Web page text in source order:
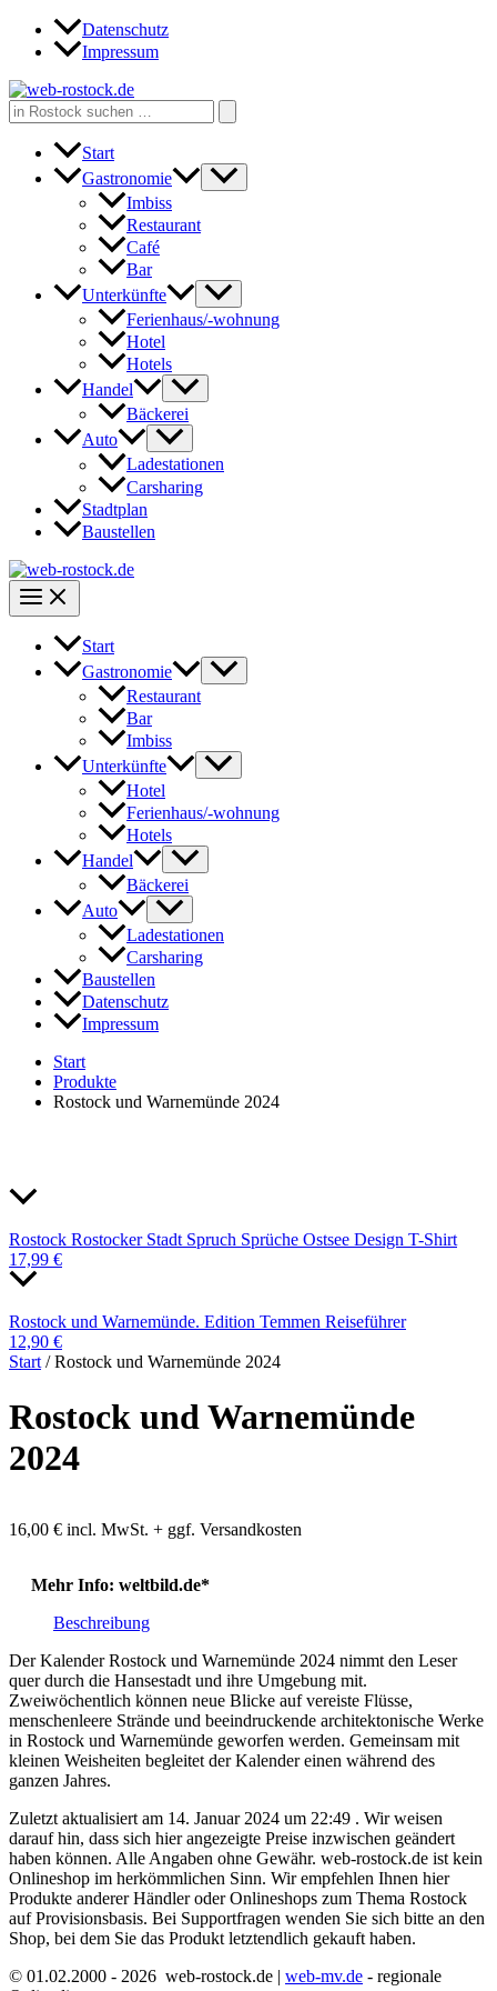
Zum
Inhalt
Datenschutz
Impressum
Search
for:
Start
Gastronomie
Imbiss
Restaurant
Café
Bar
Unterkünfte
Ferienhaus/-wohnung
Hotel
Hotels
Handel
Bäckerei
Auto
Ladestationen
Carsharing
Stadtplan
Baustellen
Start
Gastronomie
Restaurant
Bar
Imbiss
Unterkünfte
Hotel
Ferienhaus/-wohnung
Hotels
Handel
Bäckerei
Auto
Ladestationen
Carsharing
Baustellen
Datenschutz
Impressum
Start
Produkte
Rostock und Warnemünde 2024
Rostock Rostocker Stadt Spruch Sprüche Ostsee Design T-Shirt
17,99 €
Rostock und Warnemünde. Edition Temmen Reiseführer
12,90 €
Start / Rostock und Warnemünde 2024
Rostock und Warnemünde
2024
16,00 € incl. MwSt. + ggf. Versandkosten
Mehr Info: weltbild.de*
Beschreibung
Der Kalender Rostock und Warnemünde 2024 nimmt den Leser
quer durch die Hansestadt und ihre Umgebung mit.
Zweiwöchentlich können neue Blicke auf vereiste Flüsse,
menschenleere Strände und beeindruckende architektonische Werke
in Rostock und Warnemünde geworfen werden. Gemeinsam mit
kleinen Weisheiten begleitet der Kalender einen während des
ganzen Jahres.
Zuletzt aktualisiert am 14. Januar 2024 um 22:49 . Wir weisen
darauf hin, dass sich hier angezeigte Preise inzwischen geändert
haben können. Alle Angaben ohne Gewähr. web-rostock.de ist kein
Onlineshop im herkömmlichen Sinn. Wir empfehlen Ihnen hier
Produkte anderer Händler oder Onlineshops zum Thema Rostock
auf Provisionsbasis. Bei Supportfragen wenden Sie sich bitte an den
Shop, bei dem Sie das Produkt letztendlich gekauft haben.
© 01.02.2000 - 2026 web-rostock.de | web-mv.de - regionale